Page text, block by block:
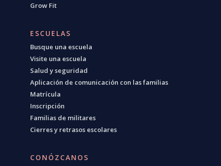
Grow Fit
ESCUELAS
Busque una escuela
Visite una escuela
Salud y seguridad
Aplicación de comunicación con las familias
Matrícula
Inscripción
Familias de militares
Cierres y retrasos escolares
CONÓZCANOS